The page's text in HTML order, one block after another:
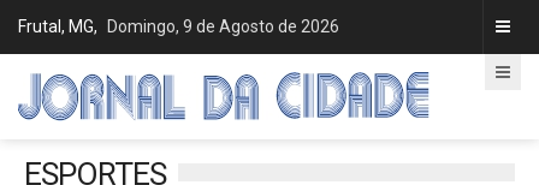
Frutal, MG, Domingo, 9 de Agosto de 2026
ESPORTES